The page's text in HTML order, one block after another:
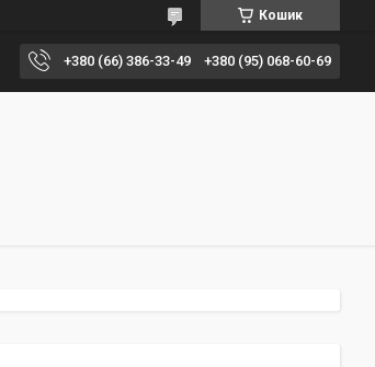
Кошик
+380 (66) 386-33-49 +380 (95) 068-60-69